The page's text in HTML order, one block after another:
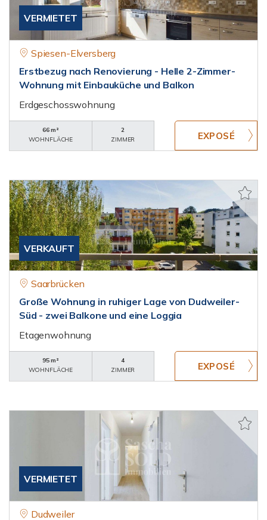
VERMIETET
Spiesen-Elversberg
Erstbezug nach Renovierung - Helle 2-Zimmer-
Wohnung mit Einbauküche und Balkon
Erdgeschosswohnung
66 m²
WOHNFLÄCHE
2
ZIMMER
VERKAUFT
Saarbrücken
Große Wohnung in ruhiger Lage von Dudweiler-
Süd - zwei Balkone und eine Loggia
Etagenwohnung
95 m²
WOHNFLÄCHE
4
ZIMMER
VERMIETET
Dudweiler